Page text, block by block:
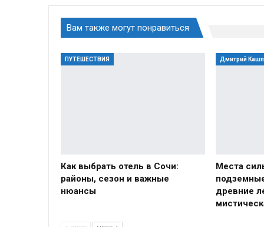
Вам также могут понравиться
ПУТЕШЕСТВИЯ
Как выбрать отель в Сочи:
районы, сезон и важные
нюансы
Дмитрий
Места
древние